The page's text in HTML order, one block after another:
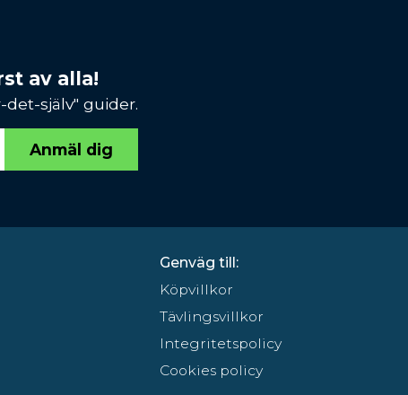
av alla!
själv" guider.
Anmäl dig
Genväg till:
Köpvillkor
Tävlingsvillkor
Integritetspolicy
Cookies policy